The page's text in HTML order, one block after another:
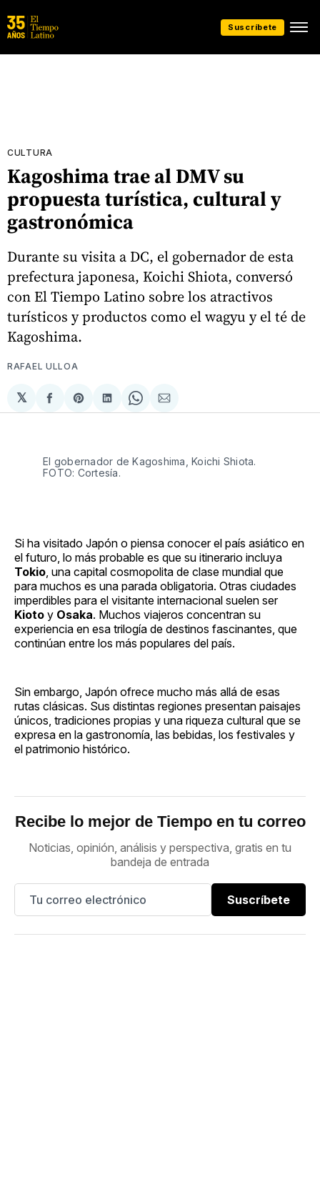
Suscríbete
CULTURA
Kagoshima trae al DMV su
propuesta turística, cultural y
gastronómica
Durante su visita a DC, el gobernador de esta
prefectura japonesa, Koichi Shiota, conversó
con El Tiempo Latino sobre los atractivos
turísticos y productos como el wagyu y el té de
Kagoshima.
RAFAEL ULLOA
𝕏
Compartir
en
Share
on
Compartir
en
Share
on
Compartir
via
El gobernador de Kagoshima, Koichi Shiota.
FOTO: Cortesía.
Si ha visitado Japón o piensa conocer el país asiático en
el futuro, lo más probable es que su itinerario incluya
Tokio , una capital cosmopolita de clase mundial que
para muchos es una parada obligatoria. Otras ciudades
imperdibles para el visitante internacional suelen ser
Kioto y Osaka. Muchos viajeros concentran su
experiencia en esa trilogía de destinos fascinantes, que
continúan entre los más populares del país.
Sin embargo, Japón ofrece mucho más allá de esas
rutas clásicas. Sus distintas regiones presentan paisajes
únicos, tradiciones propias y una riqueza cultural que se
expresa en la gastronomía, las bebidas, los festivales y
el patrimonio histórico.
Recibe lo mejor de Tiempo en tu correo
Noticias, opinión, análisis y perspectiva, gratis en tu
bandeja de entrada
Suscríbete